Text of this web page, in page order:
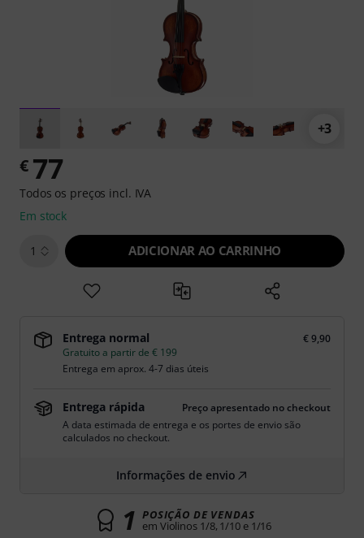
+3
€ 77
Todos os preços incl. IVA
Em stock
1 ADICIONAR AO CARRINHO
Entrega normal
€ 9,90
Gratuito a partir de € 199
Entrega em aprox. 4-7 dias úteis
Entrega rápida
Preço apresentado no checkout
A data estimada de entrega e os portes de envio são
calculados no checkout.
Informações de envio
1 POSIÇÃO DE VENDAS
em Violinos 1/8, 1/10 e 1/16